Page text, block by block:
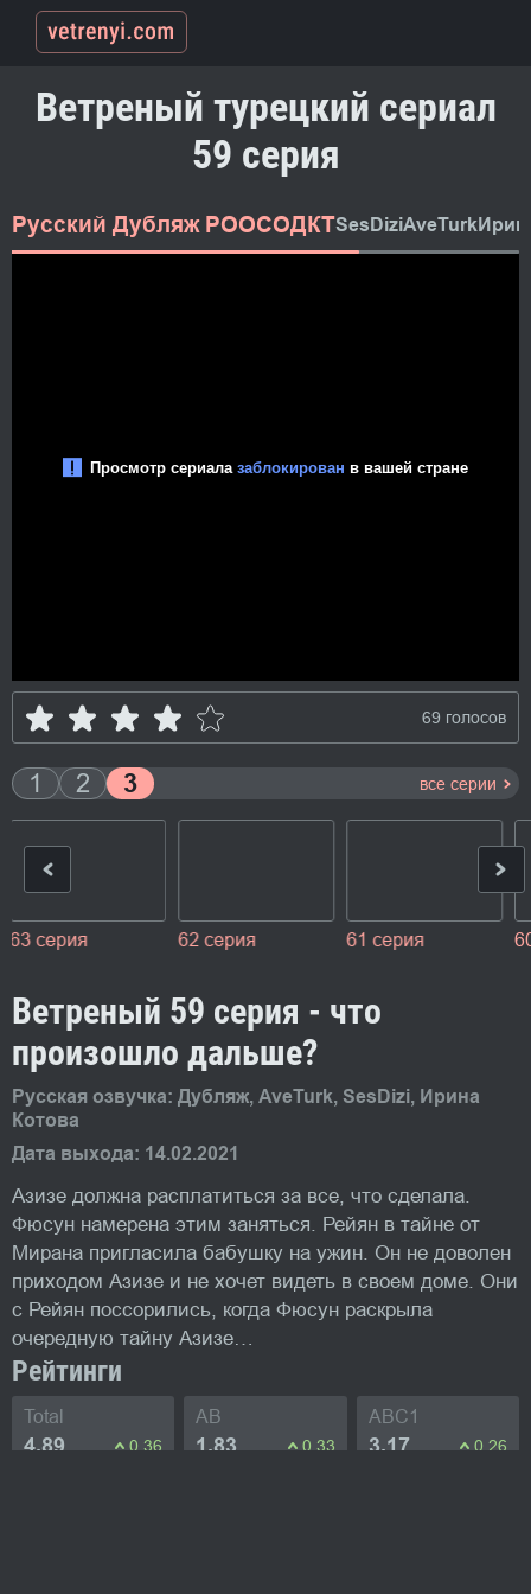
Ветреный турецкий сериал
59 серия
Русский Дубляж РООСОДКТSesDiziAveTurk
69 голосов
1 2 3 все серии
61 серия 60 серия 59 серия
Ветреный 59 серия - что
произошло дальше?
Русская озвучка: Дубляж, AveTurk, SesDizi, Ирина
Котова
Дата выхода: 14.02.2021
Азизе должна расплатиться за все, что сделала.
Фюсун намерена этим заняться. Рейян в тайне от
Мирана пригласила бабушку на ужин. Он не доволен
приходом Азизе и не хочет видеть в своем доме. Они
с Рейян поссорились, когда Фюсун раскрыла
очередную тайну Азизе…
Рейтинги
Total
4.89 0.36
AB
1.83 0.33
ABC1
3.17 0.26